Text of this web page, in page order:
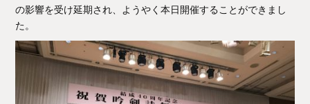
の影響を受け延期され、ようやく本日開催することができまし
た。